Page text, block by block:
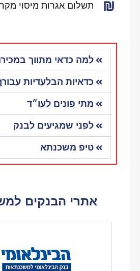
תשלום אגרות מיסוי
למה כדאי מתווך
כדאיות הבלעדיות
מתי פונים לעו״ד
לפני שמגיעים לבנק
טיפ משכנתא
אתרי הבנקים